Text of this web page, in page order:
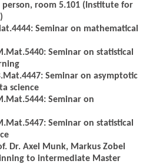
person, room 5.101 (Institute for
Seminar on mathematical
Seminar on statistical
Seminar on asymptotic
science
Seminar on
Seminar on statistical
Dr. Axel Munk, Markus Zobel
to intermediate Master